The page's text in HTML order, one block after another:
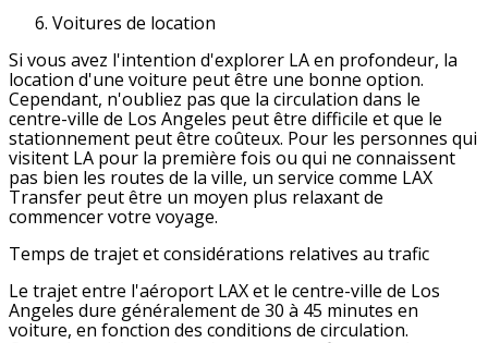
Voitures de location
Si vous avez l'intention d'explorer LA en profondeur, la
location d'une voiture peut être une bonne option.
Cependant, n'oubliez pas que la circulation dans le
centre-ville de Los Angeles peut être difficile et que le
stationnement peut être coûteux. Pour les personnes qui
visitent LA pour la première fois ou qui ne connaissent
pas bien les routes de la ville, un service comme LAX
Transfer peut être un moyen plus relaxant de
commencer votre voyage.
Temps de trajet et considérations relatives au trafic
Le trajet entre l'aéroport LAX et le centre-ville de Los
Angeles dure généralement de 30 à 45 minutes en
voiture, en fonction des conditions de circulation.